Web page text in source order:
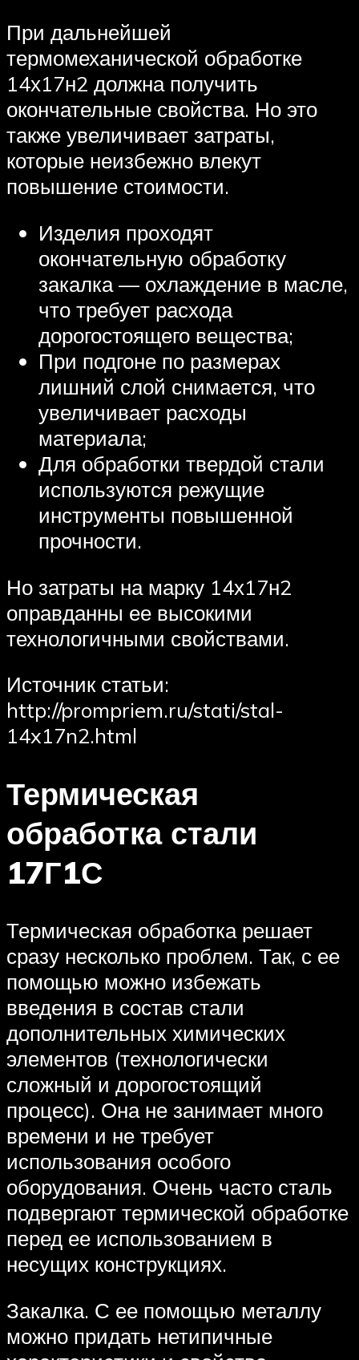
При дальнейшей
термомеханической обработке
14х17н2 должна получить
окончательные свойства. Но это
также увеличивает затраты,
которые неизбежно влекут
повышение стоимости.
Изделия проходят
окончательную обработку
закалка — охлаждение в масле,
что требует расхода
дорогостоящего вещества;
При подгоне по размерах
лишний слой снимается, что
увеличивает расходы
материала;
Для обработки твердой стали
используются режущие
инструменты повышенной
прочности.
Но затраты на марку 14х17н2
оправданны ее высокими
технологичными свойствами.
Источник статьи:
http://prompriem.ru/stati/stal-
14x17n2.html
Термическая
обработка стали
17Г1С
Термическая обработка решает
сразу несколько проблем. Так, с ее
помощью можно избежать
введения в состав стали
дополнительных химических
элементов (технологически
сложный и дорогостоящий
процесс). Она не занимает много
времени и не требует
использования особого
оборудования. Очень часто сталь
подвергают термической обработке
перед ее использованием в
несущих конструкциях.
Закалка. С ее помощью металлу
можно придать нетипичные